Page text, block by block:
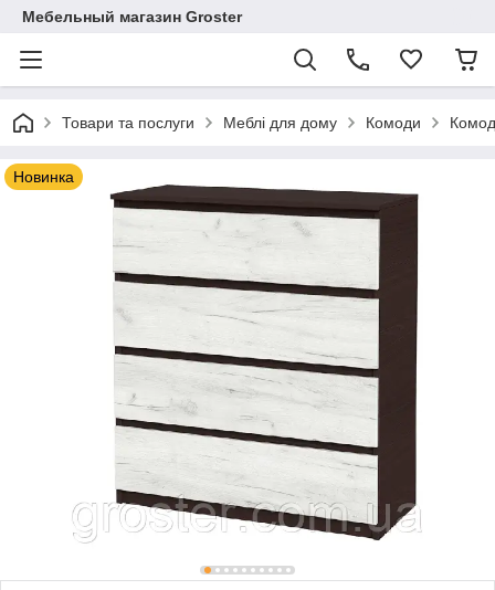
Мебельный магазин Groster
Товари та послуги Меблі для дому Комоди
Новинка